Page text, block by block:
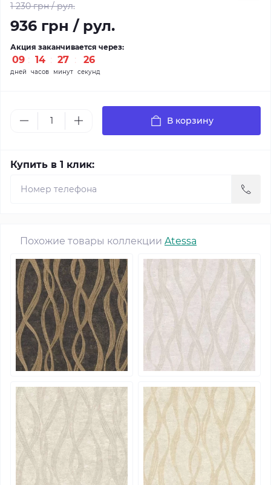
1 230 грн / рул.
936 грн / рул.
Акция заканчивается через:
09
дней
: 14
часов
: 27
минут
: 24
секунд
В корзину
Купить в 1 клик:
Похожие товары коллекции Atessa